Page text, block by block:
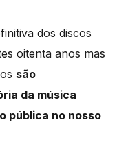
dos discos
oitenta anos mas
são
da música
pública no nosso